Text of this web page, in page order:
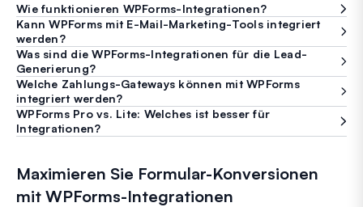
Wie funktionieren WPForms-Integrationen?
Kann WPForms mit E-Mail-Marketing-Tools integriert
werden?
Was sind die WPForms-Integrationen für die Lead-
Generierung?
Welche Zahlungs-Gateways können mit WPForms
integriert werden?
WPForms Pro vs. Lite: Welches ist besser für
Integrationen?
Maximieren Sie Formular-Konversionen
mit WPForms-Integrationen